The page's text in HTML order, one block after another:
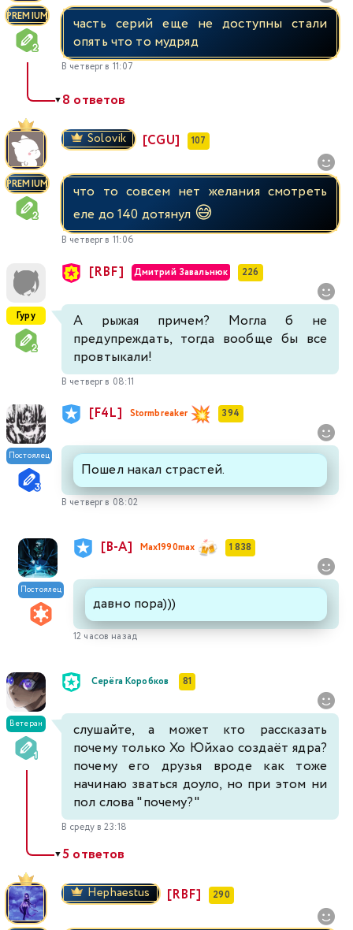
PREMIUM
часть серий еще не доступны стали
опять что то мудряд
В четверг в 11:07
▼8 ответов
PREMIUM
Solovik [CGU] 107
что то совсем нет желания смотреть
еле до 140 дотянул 😅
В четверг в 11:06
Гуру
[RBF] Дмитрий Завальнюк 226
А рыжая причем? Могла б не
предупреждать, тогда вообще бы все
провтыкали!
В четверг в 08:11
Постоялец
[F4L] Stormbreaker 394
Пошел накал страстей.
В четверг в 08:02
Постоялец
[В-А] Max1990max 1 838
давно пора)))
12 часов назад
Ветеран
Серёга Коробков 81
слушайте, а может кто рассказать
почему только Хо Юйхао создаёт ядра?
почему его друзья вроде как тоже
начинаю зваться доуло, но при этом ни
пол слова "почему?"
В среду в 23:18
▼5 ответов
Hephaestus [RBF] 290